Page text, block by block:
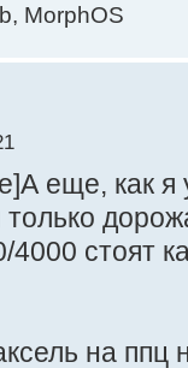
MorphOS
еще, как я
стоят
на ппц